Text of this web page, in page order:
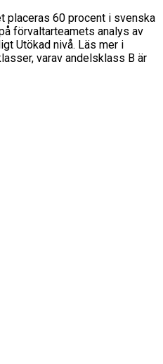
placeras 60 procent i svenska
förvaltarteamets analys av
Utökad nivå. Läs mer i
varav andelsklass B är